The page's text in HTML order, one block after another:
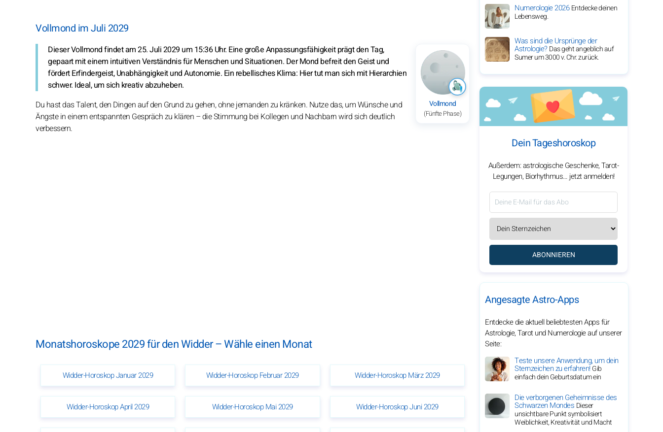
Vollmond im Juli 2029
Vollmond
(Fünfte Phase)
Dieser Vollmond findet am 25. Juli 2029 um 15:36 Uhr. Eine große Anpassungsfähigkeit prägt den Tag,
gepaart mit einem intuitiven Verständnis für Menschen und Situationen. Der Mond befreit den Geist und
fördert Erfindergeist, Unabhängigkeit und Autonomie. Ein rebellisches Klima: Hier tut man sich mit Hierarchien
schwer. Ideal, um sich kreativ abzuheben.
Du hast das Talent, den Dingen auf den Grund zu gehen, ohne jemanden zu kränken. Nutze das, um Wünsche und
Ängste in einem entspannten Gespräch zu klären – die Stimmung bei Kollegen und Nachbarn wird sich deutlich
verbessern.
Monatshoroskope 2029 für den Widder – Wähle einen Monat
Widder-Horoskop Januar 2029 Widder-Horoskop Februar 2029 Widder-Horoskop März 2029
Widder-Horoskop April 2029 Widder-Horoskop Mai 2029 Widder-Horoskop Juni 2029
Numerologie 2026Entdecke deinen
Lebensweg.
Was sind die Ursprünge der
Astrologie?Das geht angeblich auf
Sumer um 3000 v. Chr. zurück.
Dein Tageshoroskop
Außerdem: astrologische Geschenke, Tarot-
Legungen, Biorhythmus… jetzt anmelden!
ABONNIEREN
Angesagte Astro-Apps
Entdecke die aktuell beliebtesten Apps für
Astrologie, Tarot und Numerologie auf unserer
Seite:
Teste unsere Anwendung, um dein
Sternzeichen zu erfahren!Gib
einfach dein Geburtsdatum ein
Die verborgenen Geheimnisse des
Schwarzen Mondes Dieser
unsichtbare Punkt symbolisiert
Weiblichkeit, Kreativität und Macht